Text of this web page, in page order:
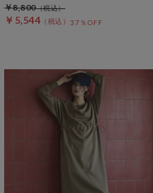
￥5,544 37％OFF
￥8,800